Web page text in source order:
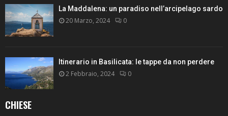
La Maddalena: un paradiso nell’arcipelago sardo
20 Marzo, 2024 0
Itinerario in Basilicata: le tappe da non perdere
2 Febbraio, 2024 0
CHIESE